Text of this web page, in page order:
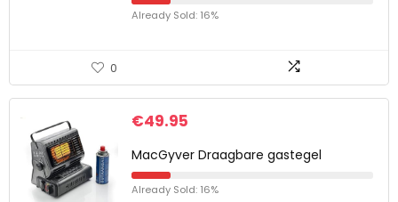
Already Sold: 16%
0
€49.95
MacGyver Draagbare gastegel
Already Sold: 16%